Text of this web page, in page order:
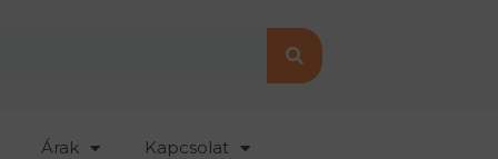
Árak Kapcsolat